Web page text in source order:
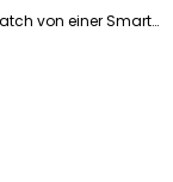
Was unterscheidet die MiniFinder Watch von einer Smartwatch?